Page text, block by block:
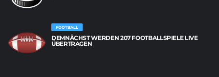
FOOTBALL
DEMNÄCHST WERDEN 207 FOOTBALLSPIELE LIVE
ÜBERTRAGEN